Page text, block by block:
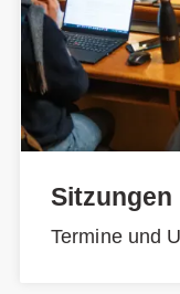
Sitzungen
Termine und